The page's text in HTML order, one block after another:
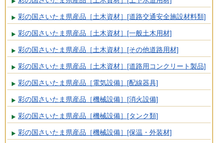
彩の国さいたま県産品［土木資材］[道路交通安全施設材料類]
彩の国さいたま県産品［土木資材］[一般土木用材]
彩の国さいたま県産品［土木資材］[その他道路用材]
彩の国さいたま県産品［土木資材］[道路用コンクリート製品]
彩の国さいたま県産品［電気設備］[配線器具]
彩の国さいたま県産品［機械設備］[消火設備]
彩の国さいたま県産品［機械設備］[タンク類]
彩の国さいたま県産品［機械設備］[保温・外装材]